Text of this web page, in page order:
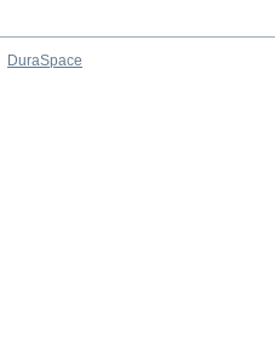
DuraSpace